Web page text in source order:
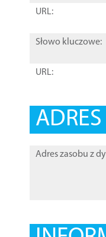
URL:
Słowo kluczowe:
URL:
Adres zasobu z